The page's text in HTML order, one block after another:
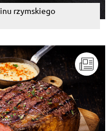
rzymskiego